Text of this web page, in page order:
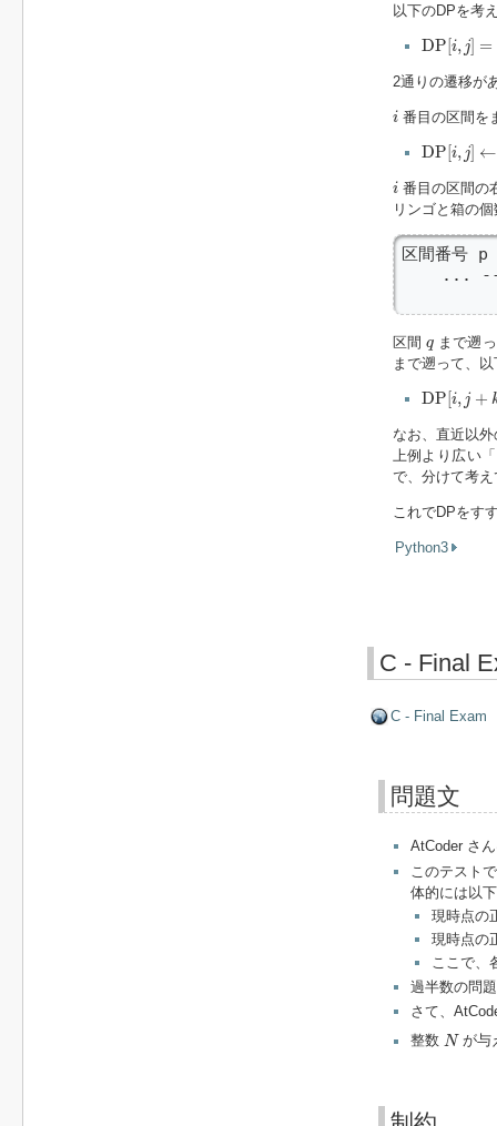
以下のDPを考
DP[i, j] =
DP[i,j =
2通りの遷移が
i番目の区間を
DP[i, j] ←
DP[i,j ←
i番目の区間の
リンゴと箱の
区間番
...
区間 q
q まで遡
まで遡って、
DP[i, j +
DP[i,j +k ]
なお、直近以
上例より広い
で、分けて考え
これでDPをす
Python3
C - Final
C - Final Exam
問題文
AtCoder さ
このテスト
体的には以
現時点の
現時点の
ここで、
過半数の問
さて、
整数 N
Nが与